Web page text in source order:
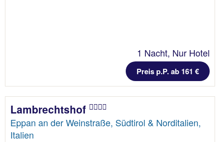
1 Nacht, Nur Hotel
Preis p.P. ab 161 €
Lambrechtshof
Eppan an der Weinstraße, Südtirol & Norditalien,
Italien